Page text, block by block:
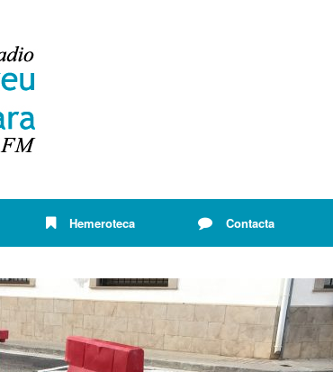
Hemeroteca Contacta